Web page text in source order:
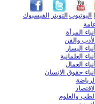
الفيسبوك التويتر اليوتيوب
المرأة
والفن
اليسار
العلمانية
العمال
حقوق الإنسان
والعلوم